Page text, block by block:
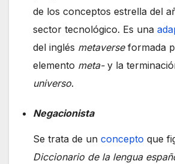
de los conceptos estrella del
sector tecnológico. Es una
del inglés metaverseformada
elemento meta-y la
universo.
Negacionista
Se trata de un concepto que
Diccionario de la lengua